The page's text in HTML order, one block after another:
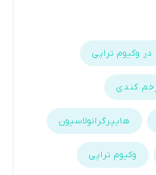
تراپی
کندی
هایپرگرانولاسیون
وکیوم تراپی